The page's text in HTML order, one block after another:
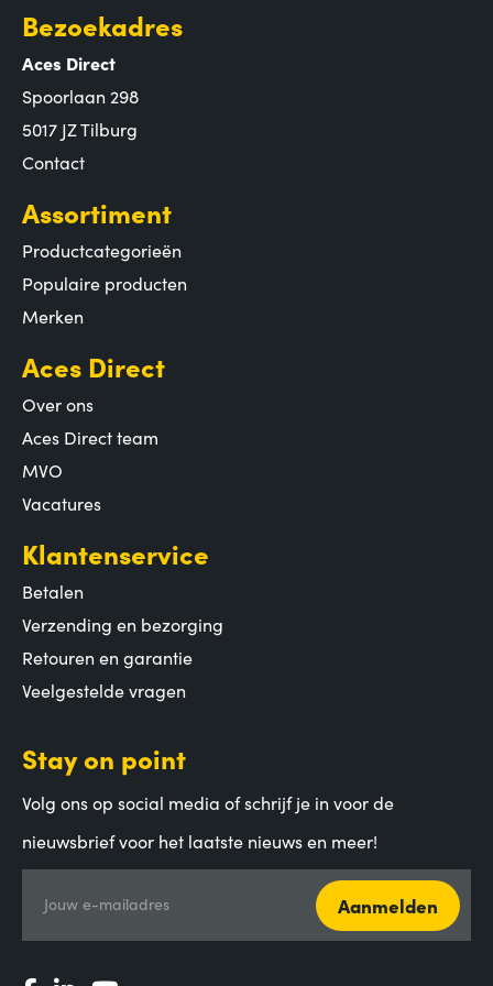
Bezoekadres
Aces Direct
Spoorlaan 298
5017 JZ Tilburg
Contact
Assortiment
Productcategorieën
Populaire producten
Merken
Aces Direct
Over ons
Aces Direct team
MVO
Vacatures
Klantenservice
Betalen
Verzending en bezorging
Retouren en garantie
Veelgestelde vragen
Stay on point
Volg ons op social media of schrijf je in voor de
nieuwsbrief voor het laatste nieuws en meer!
Jouw e-mailadres Aanmelden